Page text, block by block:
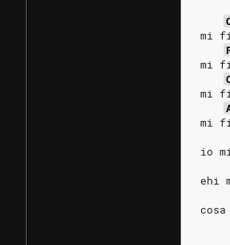
mi
mi
mi
mi
io
ehi